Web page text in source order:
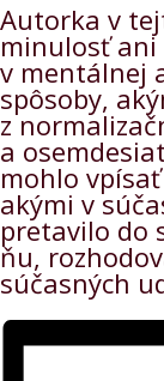
Autorka v
minulosť
v mentálnej
spôsoby,
z
a
mohlo
akými v
pretavilo do
ňu,
súčasných